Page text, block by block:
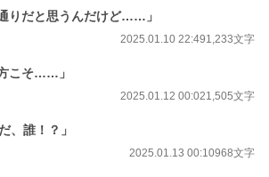
りだと思うんだけど……」
2025.01.10 22:491,233文字
こそ……」
2025.01.12 00:021,505文字
、誰！？」
2025.01.13 00:10968文字